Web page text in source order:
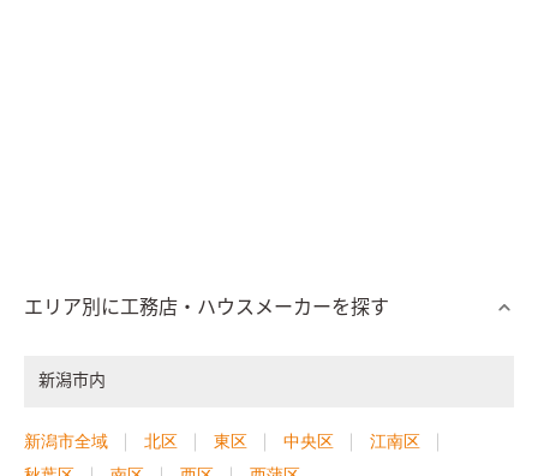
エリア別に工務店・ハウスメーカーを探す
新潟市内
新潟市全域 北区 東区 中央区
江南区